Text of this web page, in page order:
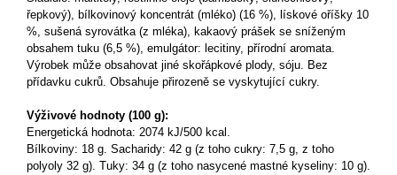
řepkový), bílkovinový koncentrát (mléko) (16 %), lískové oříšky 10
%, sušená syrovátka (z mléka), kakaový prášek se sníženým
obsahem tuku (6,5 %), emulgátor: lecitiny, přírodní aromata.
Výrobek může obsahovat jiné skořápkové plody, sóju. Bez
přídavku cukrů. Obsahuje přirozeně se vyskytující cukry.
Výživové hodnoty (100 g):
Energetická hodnota: 2074 kJ/500 kcal.
Bílkoviny: 18 g. Sacharidy: 42 g (z toho cukry: 7,5 g, z toho
polyoly 32 g). Tuky: 34 g (z toho nasycené mastné kyseliny: 10 g).